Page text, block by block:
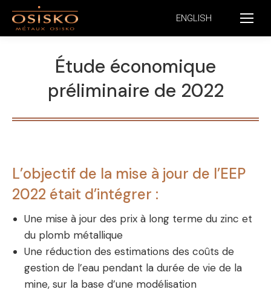
ENGLISH
Étude économique
préliminaire de 2022
L’objectif de la mise à jour de l’EEP
2022 était d’intégrer :
Une mise à jour des prix à long terme du zinc et
du plomb métallique
Une réduction des estimations des coûts de
gestion de l’eau pendant la durée de vie de la
mine, sur la base d’une modélisation